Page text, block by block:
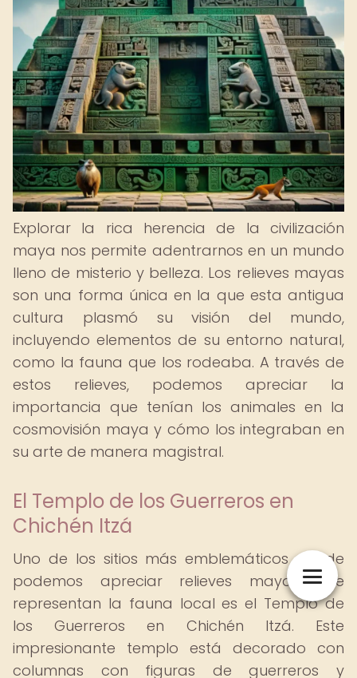
Explorar la rica herencia de la civilización
maya nos permite adentrarnos en un mundo
lleno de misterio y belleza. Los relieves mayas
son una forma única en la que esta antigua
cultura plasmó su visión del mundo,
incluyendo elementos de su entorno natural,
como la fauna que los rodeaba. A través de
estos relieves, podemos apreciar la
importancia que tenían los animales en la
cosmovisión maya y cómo los integraban en
su arte de manera magistral.
El Templo de los Guerreros en
Chichén Itzá
Uno de los sitios más emblemáticos donde
podemos apreciar relieves mayas que
representan la fauna local es el Templo de
los Guerreros en Chichén Itzá. Este
impresionante templo está decorado con
columnas con figuras de guerreros y